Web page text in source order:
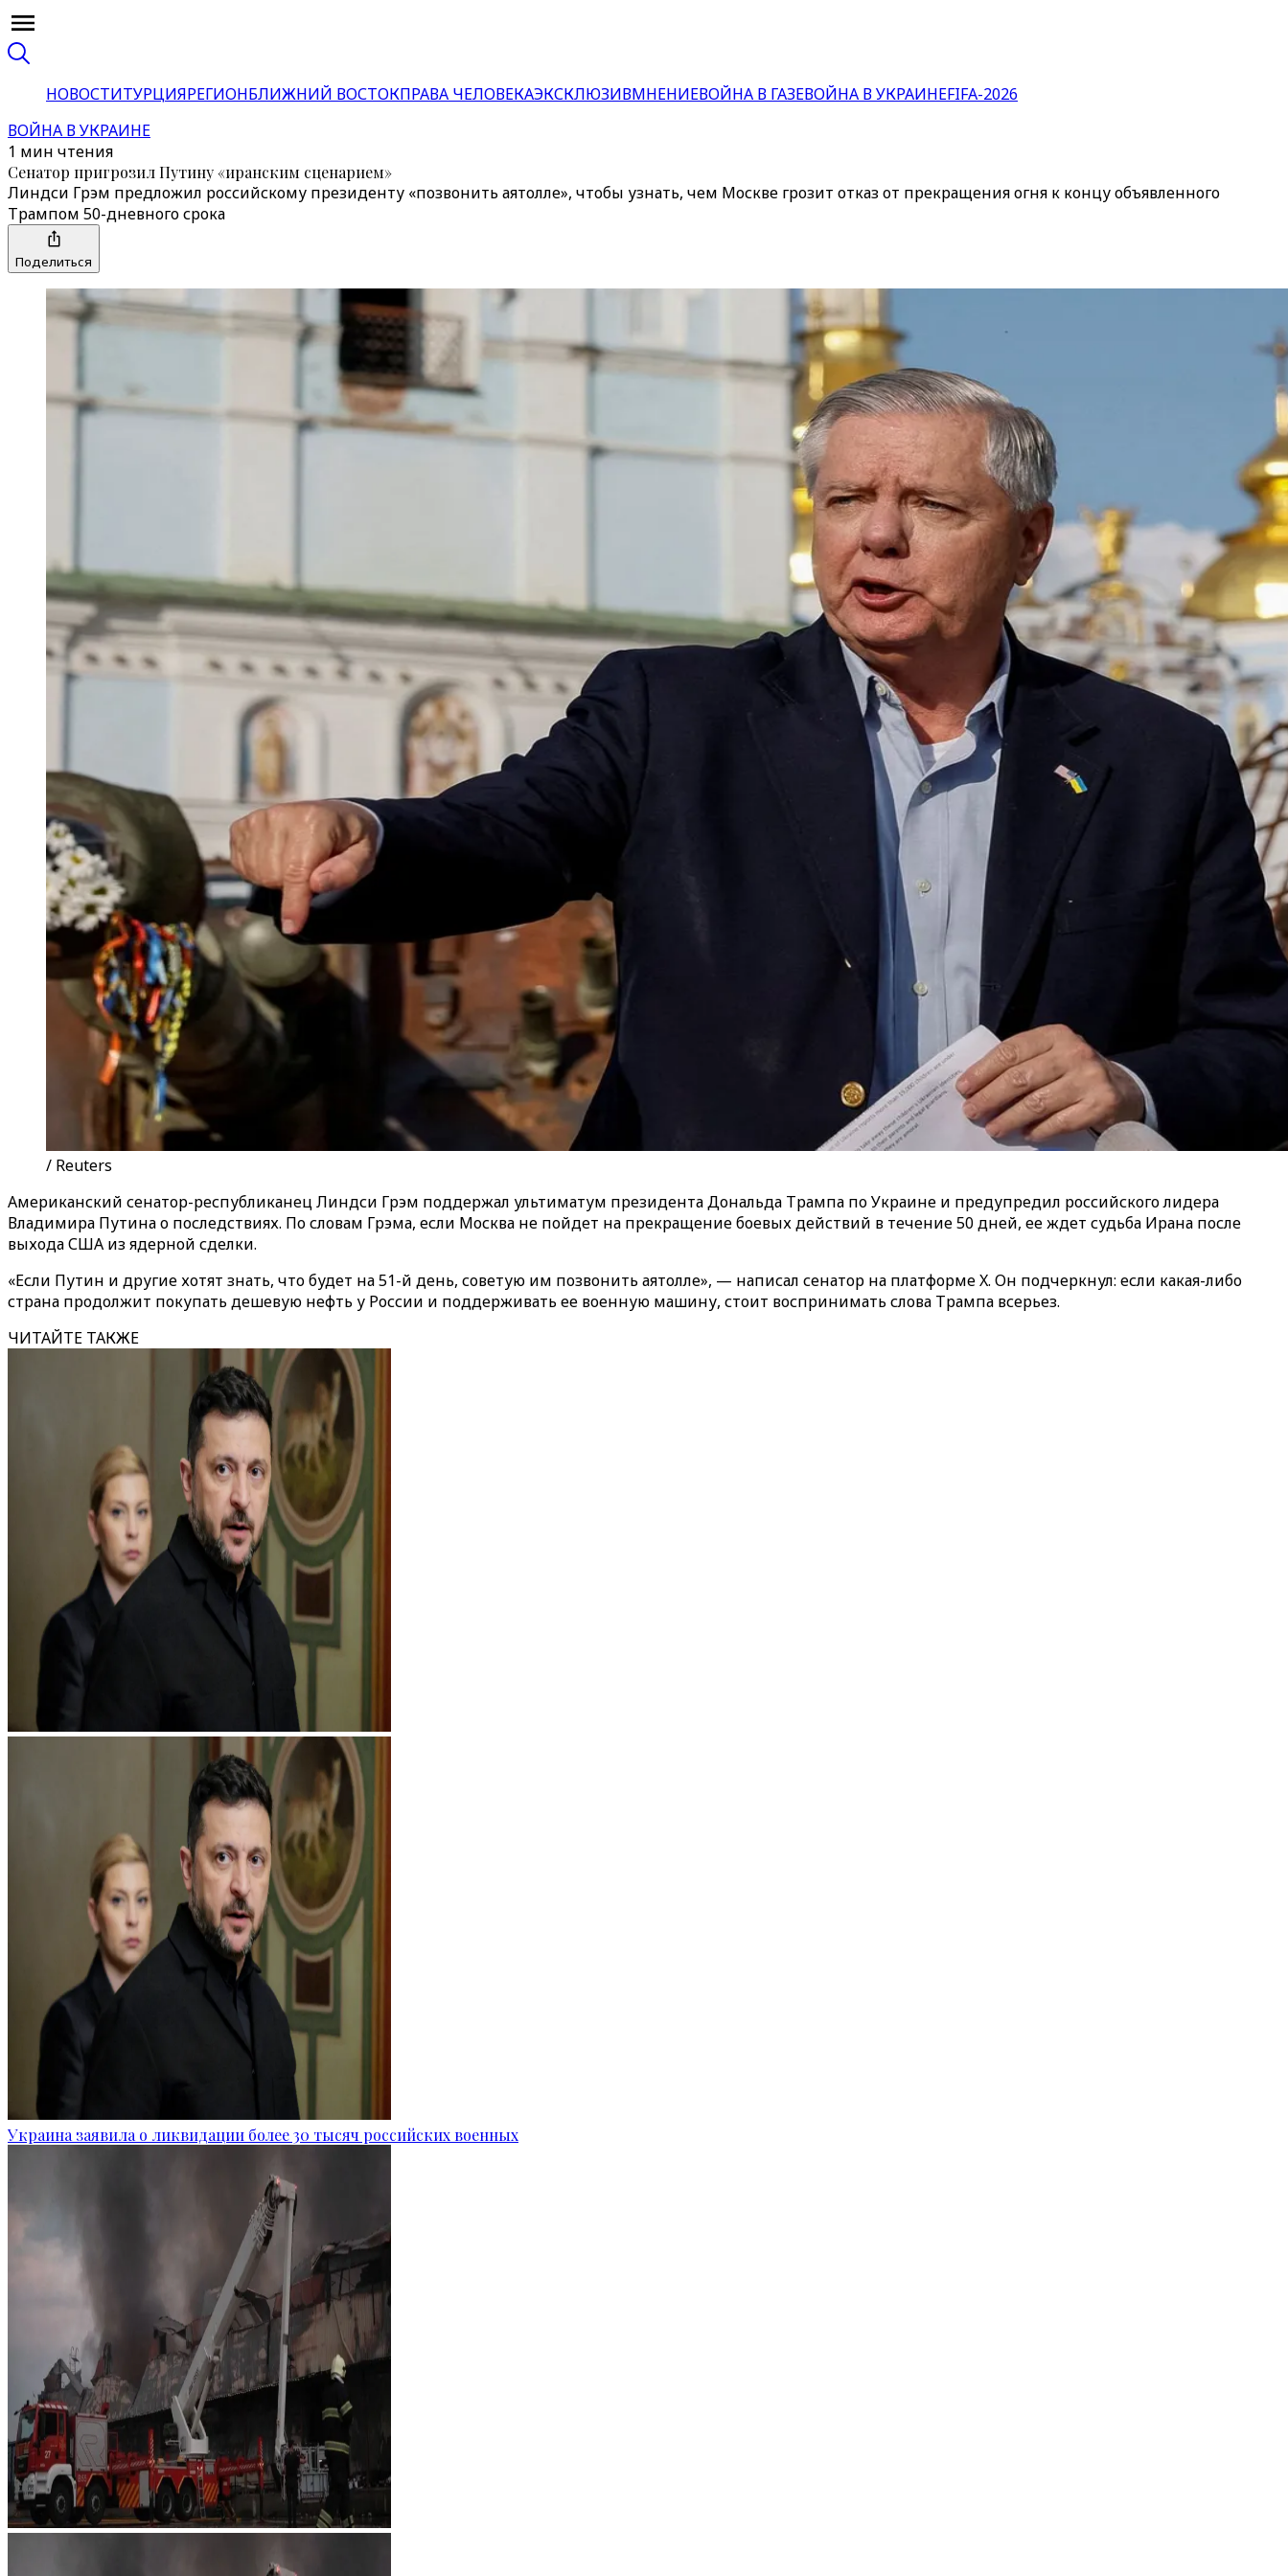
НОВОСТИТУРЦИЯРЕГИОНБЛИЖНИЙ ВОСТОКПРАВА ЧЕЛОВЕКАЭКСКЛЮЗИВМНЕНИЕВОЙНА В ГАЗЕВОЙНА В УКРАИНЕFIFA-2026
ВОЙНА В УКРАИНЕ
1 мин чтения
Сенатор пригрозил Путину «иранским сценарием»
Линдси Грэм предложил российскому президенту «позвонить аятолле», чтобы узнать, чем Москве грозит отказ от прекращения огня к концу объявленного
Трампом 50-дневного срока
Поделиться
/ Reuters
Американский сенатор-республиканец Линдси Грэм поддержал ультиматум президента Дональда Трампа по Украине и предупредил российского лидера
Владимира Путина о последствиях. По словам Грэма, если Москва не пойдет на прекращение боевых действий в течение 50 дней, ее ждет судьба Ирана после
выхода США из ядерной сделки.
«Если Путин и другие хотят знать, что будет на 51-й день, советую им позвонить аятолле», — написал сенатор на платформе X. Он подчеркнул: если какая-либо
страна продолжит покупать дешевую нефть у России и поддерживать ее военную машину, стоит воспринимать слова Трампа всерьез.
ЧИТАЙТЕ ТАКЖЕ
Украина заявила о ликвидации более 30 тысяч российских военных